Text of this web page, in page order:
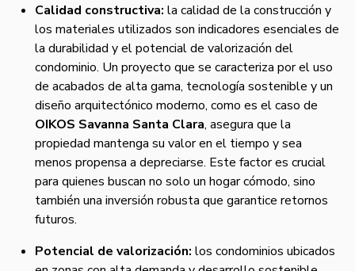
Calidad constructiva: la calidad de la construcción y
los materiales utilizados son indicadores esenciales de
la durabilidad y el potencial de valorización del
condominio. Un proyecto que se caracteriza por el uso
de acabados de alta gama, tecnología sostenible y un
diseño arquitectónico moderno, como es el caso de
OIKOS Savanna Santa Clara, asegura que la
propiedad mantenga su valor en el tiempo y sea
menos propensa a depreciarse. Este factor es crucial
para quienes buscan no solo un hogar cómodo, sino
también una inversión robusta que garantice retornos
futuros.
Potencial de valorización: los condominios ubicados